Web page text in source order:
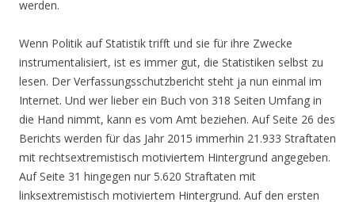
werden.
Wenn Politik auf Statistik trifft und sie für ihre Zwecke
instrumentalisiert, ist es immer gut, die Statistiken selbst zu
lesen. Der Verfassungsschutzbericht steht ja nun einmal im
Internet. Und wer lieber ein Buch von 318 Seiten Umfang in
die Hand nimmt, kann es vom Amt beziehen. Auf Seite 26 des
Berichts werden für das Jahr 2015 immerhin 21.933 Straftaten
mit rechtsextremistisch motiviertem Hintergrund angegeben.
Auf Seite 31 hingegen nur 5.620 Straftaten mit
linksextremistisch motiviertem Hintergrund. Auf den ersten